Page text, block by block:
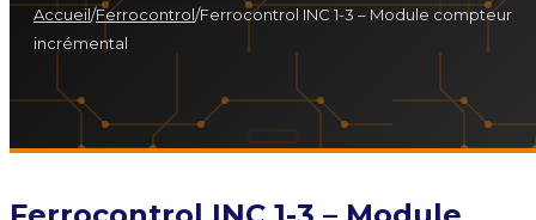
Accueil/Ferrocontrol/Ferrocontrol INC 1-3 – Module compteur
incrémental